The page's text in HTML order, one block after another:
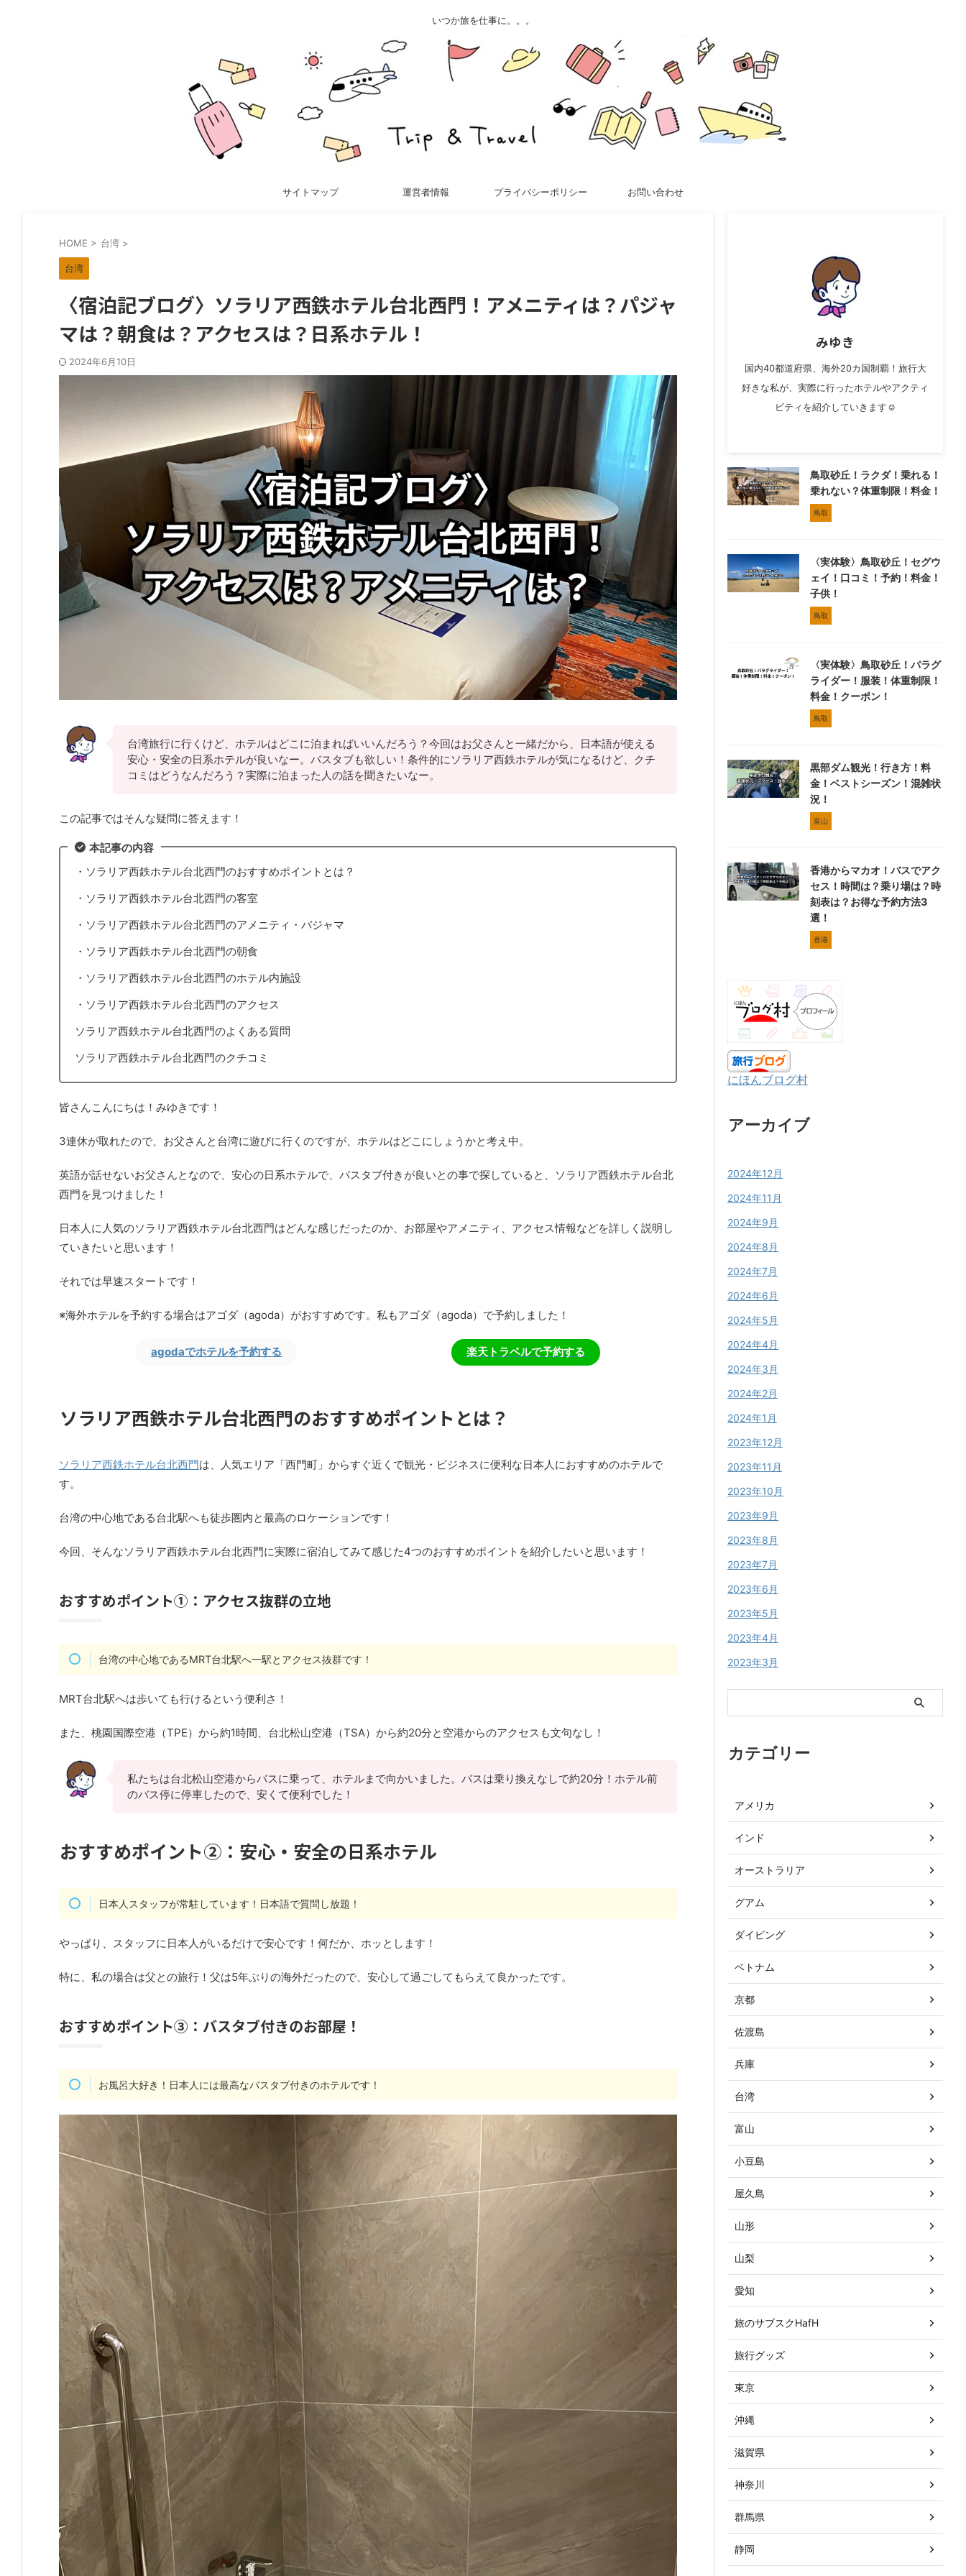
いつか旅を仕事に。。。
サイトマップ 運営者情報 プライバシーポリシー お問い合わせ
HOME > 台湾 >
台湾
〈宿泊記ブログ〉ソラリア西鉄ホテル台北西門！アメニティは？パジャ
マは？朝食は？アクセスは？日系ホテル！
2024年6月10日
台湾旅行に行くけど、ホテルはどこに泊まればいいんだろう？今回はお父さんと一緒だから、日本語が使える
安心・安全の日系ホテルが良いなー。バスタブも欲しい！条件的にソラリア西鉄ホテルが気になるけど、クチ
コミはどうなんだろう？実際に泊まった人の話を聞きたいなー。
この記事ではそんな疑問に答えます！
本記事の内容
・ソラリア西鉄ホテル台北西門のおすすめポイントとは？
・ソラリア西鉄ホテル台北西門の客室
・ソラリア西鉄ホテル台北西門のアメニティ・パジャマ
・ソラリア西鉄ホテル台北西門の朝食
・ソラリア西鉄ホテル台北西門のホテル内施設
・ソラリア西鉄ホテル台北西門のアクセス
ソラリア西鉄ホテル台北西門のよくある質問
ソラリア西鉄ホテル台北西門のクチコミ
皆さんこんにちは！みゆきです！
3連休が取れたので、お父さんと台湾に遊びに行くのですが、ホテルはどこにしょうかと考え中。
英語が話せないお父さんとなので、安心の日系ホテルで、バスタブ付きが良いとの事で探していると、ソラリア西鉄ホテル台北
西門を見つけました！
日本人に人気のソラリア西鉄ホテル台北西門はどんな感じだったのか、お部屋やアメニティ、アクセス情報などを詳しく説明し
ていきたいと思います！
それでは早速スタートです！
※海外ホテルを予約する場合はアゴダ（agoda）がおすすめです。私もアゴダ（agoda）で予約しました！
agodaでホテルを予約する 楽天トラベルで予約する
ソラリア西鉄ホテル台北西門のおすすめポイントとは？
ソラリア西鉄ホテル台北西門は、人気エリア「西門町」からすぐ近くで観光・ビジネスに便利な日本人におすすめのホテルで
す。
台湾の中心地である台北駅へも徒歩圏内と最高のロケーションです！
今回、そんなソラリア西鉄ホテル台北西門に実際に宿泊してみて感じた4つのおすすめポイントを紹介したいと思います！
おすすめポイント①：アクセス抜群の立地
台湾の中心地であるMRT台北駅へ一駅とアクセス抜群です！
MRT台北駅へは歩いても行けるという便利さ！
また、桃園国際空港（TPE）から約1時間、台北松山空港（TSA）から約20分と空港からのアクセスも文句なし！
私たちは台北松山空港からバスに乗って、ホテルまで向かいました。バスは乗り換えなしで約20分！ホテル前
のバス停に停車したので、安くて便利でした！
おすすめポイント②：安心・安全の日系ホテル
日本人スタッフが常駐しています！日本語で質問し放題！
やっぱり、スタッフに日本人がいるだけで安心です！何だか、ホッとします！
特に、私の場合は父との旅行！父は5年ぶりの海外だったので、安心して過ごしてもらえて良かったです。
おすすめポイント③：バスタブ付きのお部屋！
お風呂大好き！日本人には最高なバスタブ付きのホテルです！
みゆき
国内40都道府県、海外20カ国制覇！旅行大
好きな私が、実際に行ったホテルやアクティ
ビティを紹介していきます☺︎
鳥取砂丘！ラクダ！乗れる！
乗れない？体重制限！料金！
鳥取
〈実体験〉鳥取砂丘！セグウ
ェイ！口コミ！予約！料金！
子供！
鳥取
〈実体験〉鳥取砂丘！パラグ
ライダー！服装！体重制限！
料金！クーポン！
鳥取
黒部ダム観光！行き方！料
金！ベストシーズン！混雑状
況！
富山
香港からマカオ！バスでアク
セス！時間は？乗り場は？時
刻表は？お得な予約方法3
選！
香港
にほんブログ村
アーカイブ
2024年12月
2024年11月
2024年9月
2024年8月
2024年7月
2024年6月
2024年5月
2024年4月
2024年3月
2024年2月
2024年1月
2023年12月
2023年11月
2023年10月
2023年9月
2023年8月
2023年7月
2023年6月
2023年5月
2023年4月
2023年3月
カテゴリー
アメリカ
インド
オーストラリア
グアム
ダイビング
ベトナム
京都
佐渡島
兵庫
台湾
富山
小豆島
屋久島
山形
山梨
愛知
旅のサブスクHafH
旅行グッズ
東京
沖縄
滋賀県
神奈川
群馬県
静岡